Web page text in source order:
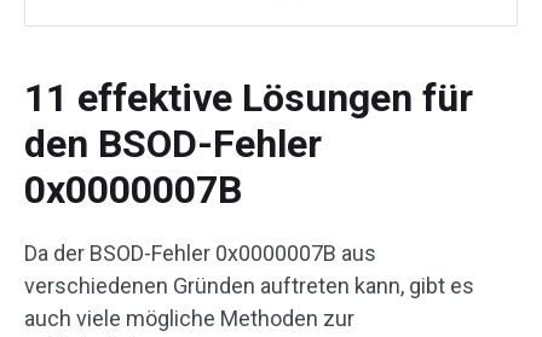
11 effektive Lösungen für
den BSOD-Fehler
0x0000007B
Da der BSOD-Fehler 0x0000007B aus
verschiedenen Gründen auftreten kann, gibt es
auch viele mögliche Methoden zur